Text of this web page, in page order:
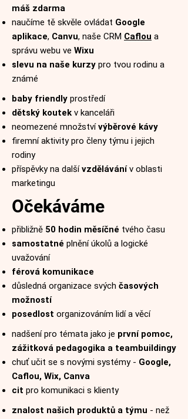
máš zdarma
naučíme tě skvěle ovládat Google
aplikace, Canvu, naše CRM Caflou a
správu webu ve Wixu
slevu na naše kurzy pro tvou rodinu a
známé
baby friendly prostředí
dětský koutek v kanceláři
neomezené množstvívýběrové kávy
firemní aktivity pro členy týmu i jejich
rodiny
příspěvky na dalšívzdělávánív oblasti
marketingu
Očekáváme
přibližně 50 hodin měsíčné tvého času
samostatné plnění úkolů a logické
uvažování
férová komunikace
důsledná organizace svých časových
možností
posedlost organizováním lidí a věcí
nadšení pro témata jako je první pomoc,
zážitková pedagogika a teambuildingy
chuť učit se s novými systémy - Google,
Caflou, Wix, Canva
cit pro komunikaci s klienty
znalost našich produktů a týmu - než